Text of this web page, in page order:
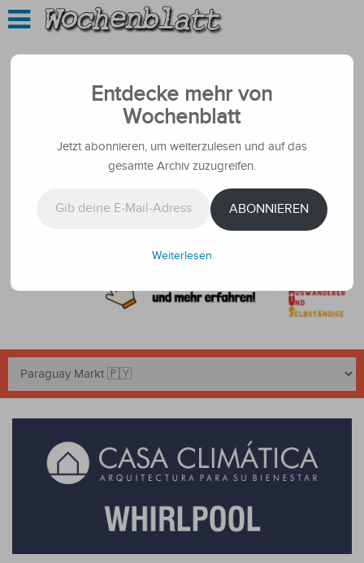
Entdecke mehr von
Wochenblatt
Jetzt abonnieren, um weiterzulesen und auf das
gesamte Archiv zuzugreifen.
ABONNIEREN
Weiterlesen